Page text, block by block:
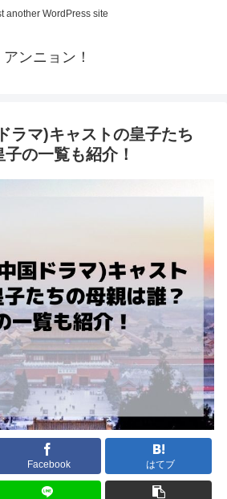
another WordPress site
アンニョン！
ラマ)キャストの皇子たち
の一覧も紹介！
Facebook はてブ